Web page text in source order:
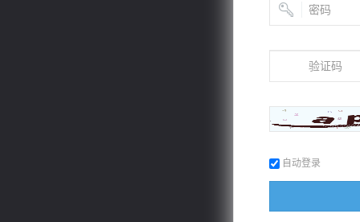
自动登录